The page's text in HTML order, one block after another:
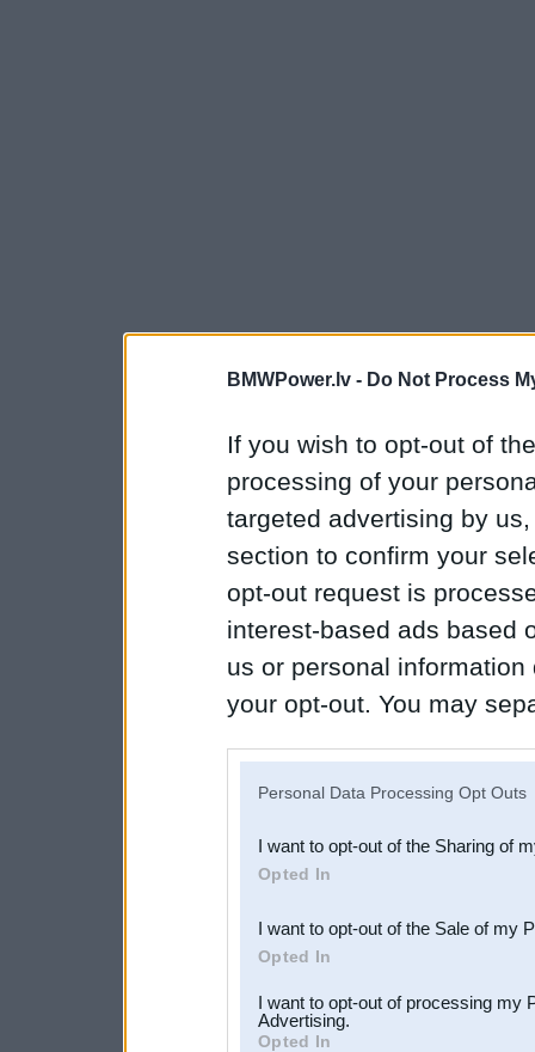
BMWPower.lv - Do Not Process
If you wish to opt-out of
processing of your
targeted advertising by
section to confirm your
opt-out request is
interest-based ads based
us or personal
your opt-out. You may
Downstream Participants
third parties.
Personal Data Processing Opt Outs
I want to opt-out of the Sharing of
Opted In
I want to opt-out of the Sale of my
Opted In
I want to opt-out of processing my
Advertising.
Opted In